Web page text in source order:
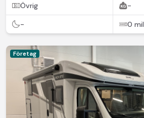
Övrig -
- 0 mil
Företag